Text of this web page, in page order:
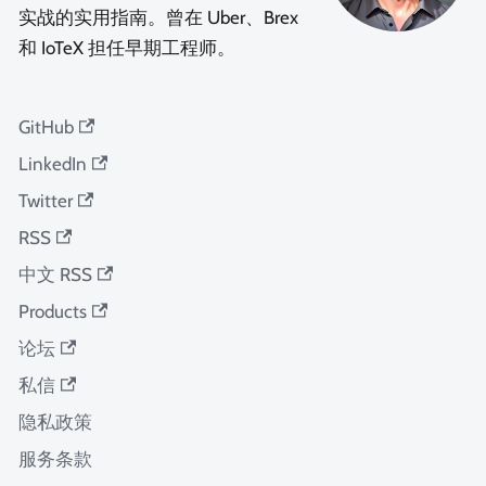
实战的实用指南。曾在 Uber、Brex
和 IoTeX 担任早期工程师。
GitHub
LinkedIn
Twitter
RSS
中文 RSS
Products
论坛
私信
隐私政策
服务条款